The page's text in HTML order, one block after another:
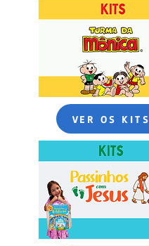
VER OS KITS